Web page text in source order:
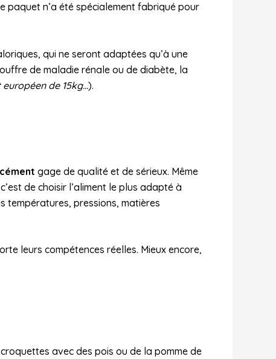
paquet n’a été spécialement fabriqué pour
qui ne seront adaptées qu’à une
de maladie rénale ou de diabète, la
de 15kg…).
gage de qualité et de sérieux. Même
de choisir l’aliment le plus adapté à
températures, pressions, matières
leurs compétences réelles. Mieux encore,
avec des pois ou de la pomme de